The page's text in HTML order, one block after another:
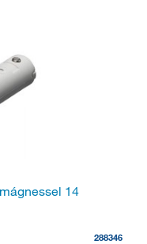
14
288346